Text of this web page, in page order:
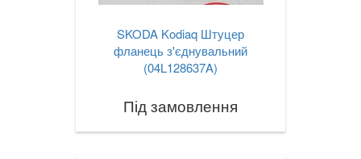
SKODA Kodiaq Штуцер
фланець з'єднувальний
(04L128637A)
Під замовлення